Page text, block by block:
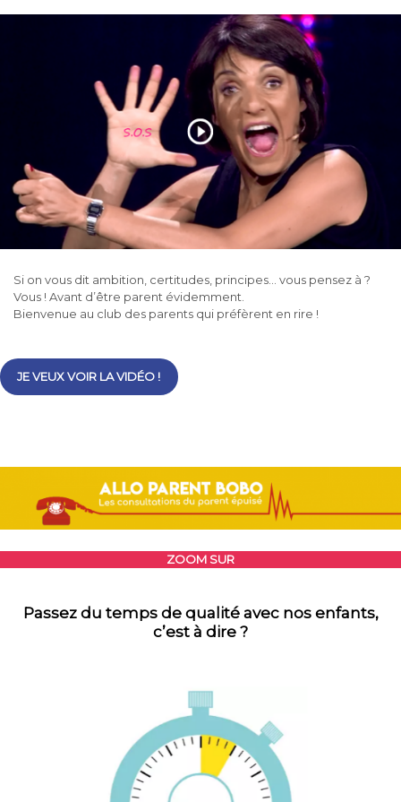
Si on vous dit ambition, certitudes, principes… vous pensez à ?
Vous ! Avant d’être parent évidemment.
Bienvenue au club des parents qui préfèrent en rire !
JE VEUX VOIR LA VIDÉO !
ZOOM SUR
Passez du temps de qualité avec nos enfants,
c’est à dire ?